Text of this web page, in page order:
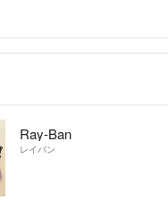
Ray-Ban
レイバン